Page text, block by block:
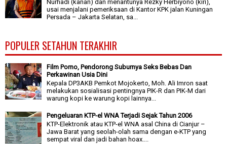
Nurhadi (kanan) dan menantunya Rezky Herbiyono (kiri),
usai menjalani pemeriksaan di Kantor KPK jalan Kuningan
Persada – Jakarta Selatan, sa...
POPULER SETAHUN TERAKHIR
Film Porno, Pendorong Suburnya Seks Bebas Dan
Perkawinan Usia Dini
Kepala DP3AKB Pemkot Mojokerto, Moh. Ali Imron saat
melakukan sosialisasi pentingnya PIK-R dan PIK-M dari
warung kopi ke warung kopi lainnya...
Pengeluaran KTP-el WNA Terjadi Sejak Tahun 2006
KTP-Elektronik atau KTP-el WNA asal China di Cianjur –
Jawa Barat yang seolah-olah sama dengan e-KTP yang
sempat viral dan jadi bahan hoax....